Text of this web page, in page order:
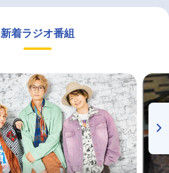
新着ラジオ番組